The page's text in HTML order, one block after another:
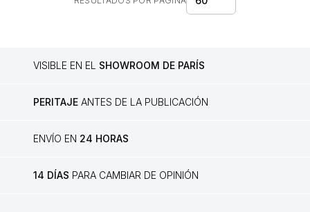
VISIBLE EN EL SHOWROOM DE PARÍS
PERITAJE ANTES DE LA PUBLICACIÓN
ENVÍO EN 24 HORAS
14 DÍAS PARA CAMBIAR DE OPINIÓN